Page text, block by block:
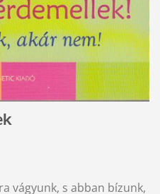
vágyunk, s abban bízunk,